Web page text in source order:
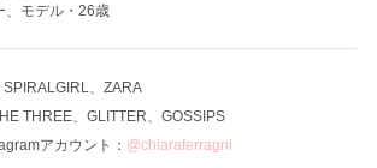
、モデル・26歳
、ZARA
THREE、GLITTER、GOSSIPS
アカウント： @chiaraferragni